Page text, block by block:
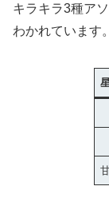
キラキラ3種ア
わかれています。